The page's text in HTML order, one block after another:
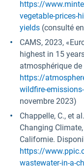
https://
vegetable-prices-
yields (consulté
CAMS, 2023,
highest in 15
atmosphérique de
https://
wildfire-
novembre 2023)
Chappelle, C., et
Changing
Californie.
https://
wastewater-in-a-